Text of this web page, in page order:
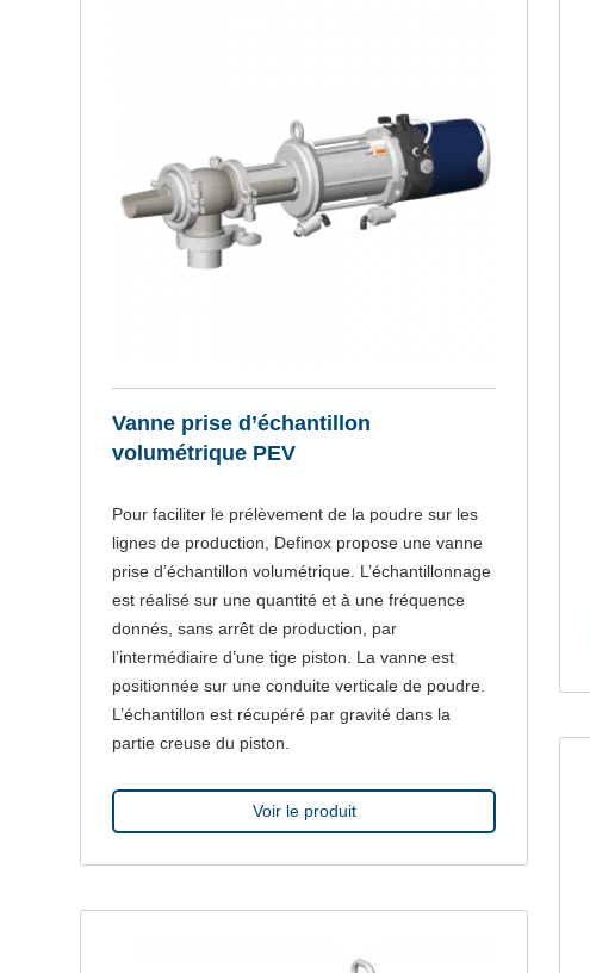
Vanne prise d’échantillon
volumétrique PEV
Pour faciliter le prélèvement de la poudre sur les
lignes de production, Definox propose une vanne
prise d’échantillon volumétrique. L’échantillonnage
est réalisé sur une quantité et à une fréquence
donnés, sans arrêt de production, par
l’intermédiaire d’une tige piston. La vanne est
positionnée sur une conduite verticale de poudre.
L’échantillon est récupéré par gravité dans la
partie creuse du piston.
Voir le produit